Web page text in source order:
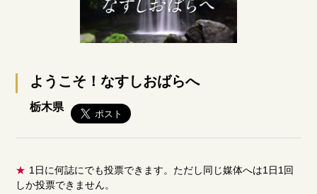
ようこそ！なすしおばらへ
栃木県
★ 1日に何誌にでも投票できます。ただし同じ媒体へは1日1回
しか投票できません。